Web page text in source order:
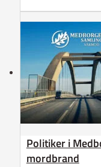
Politiker i
mordbrand